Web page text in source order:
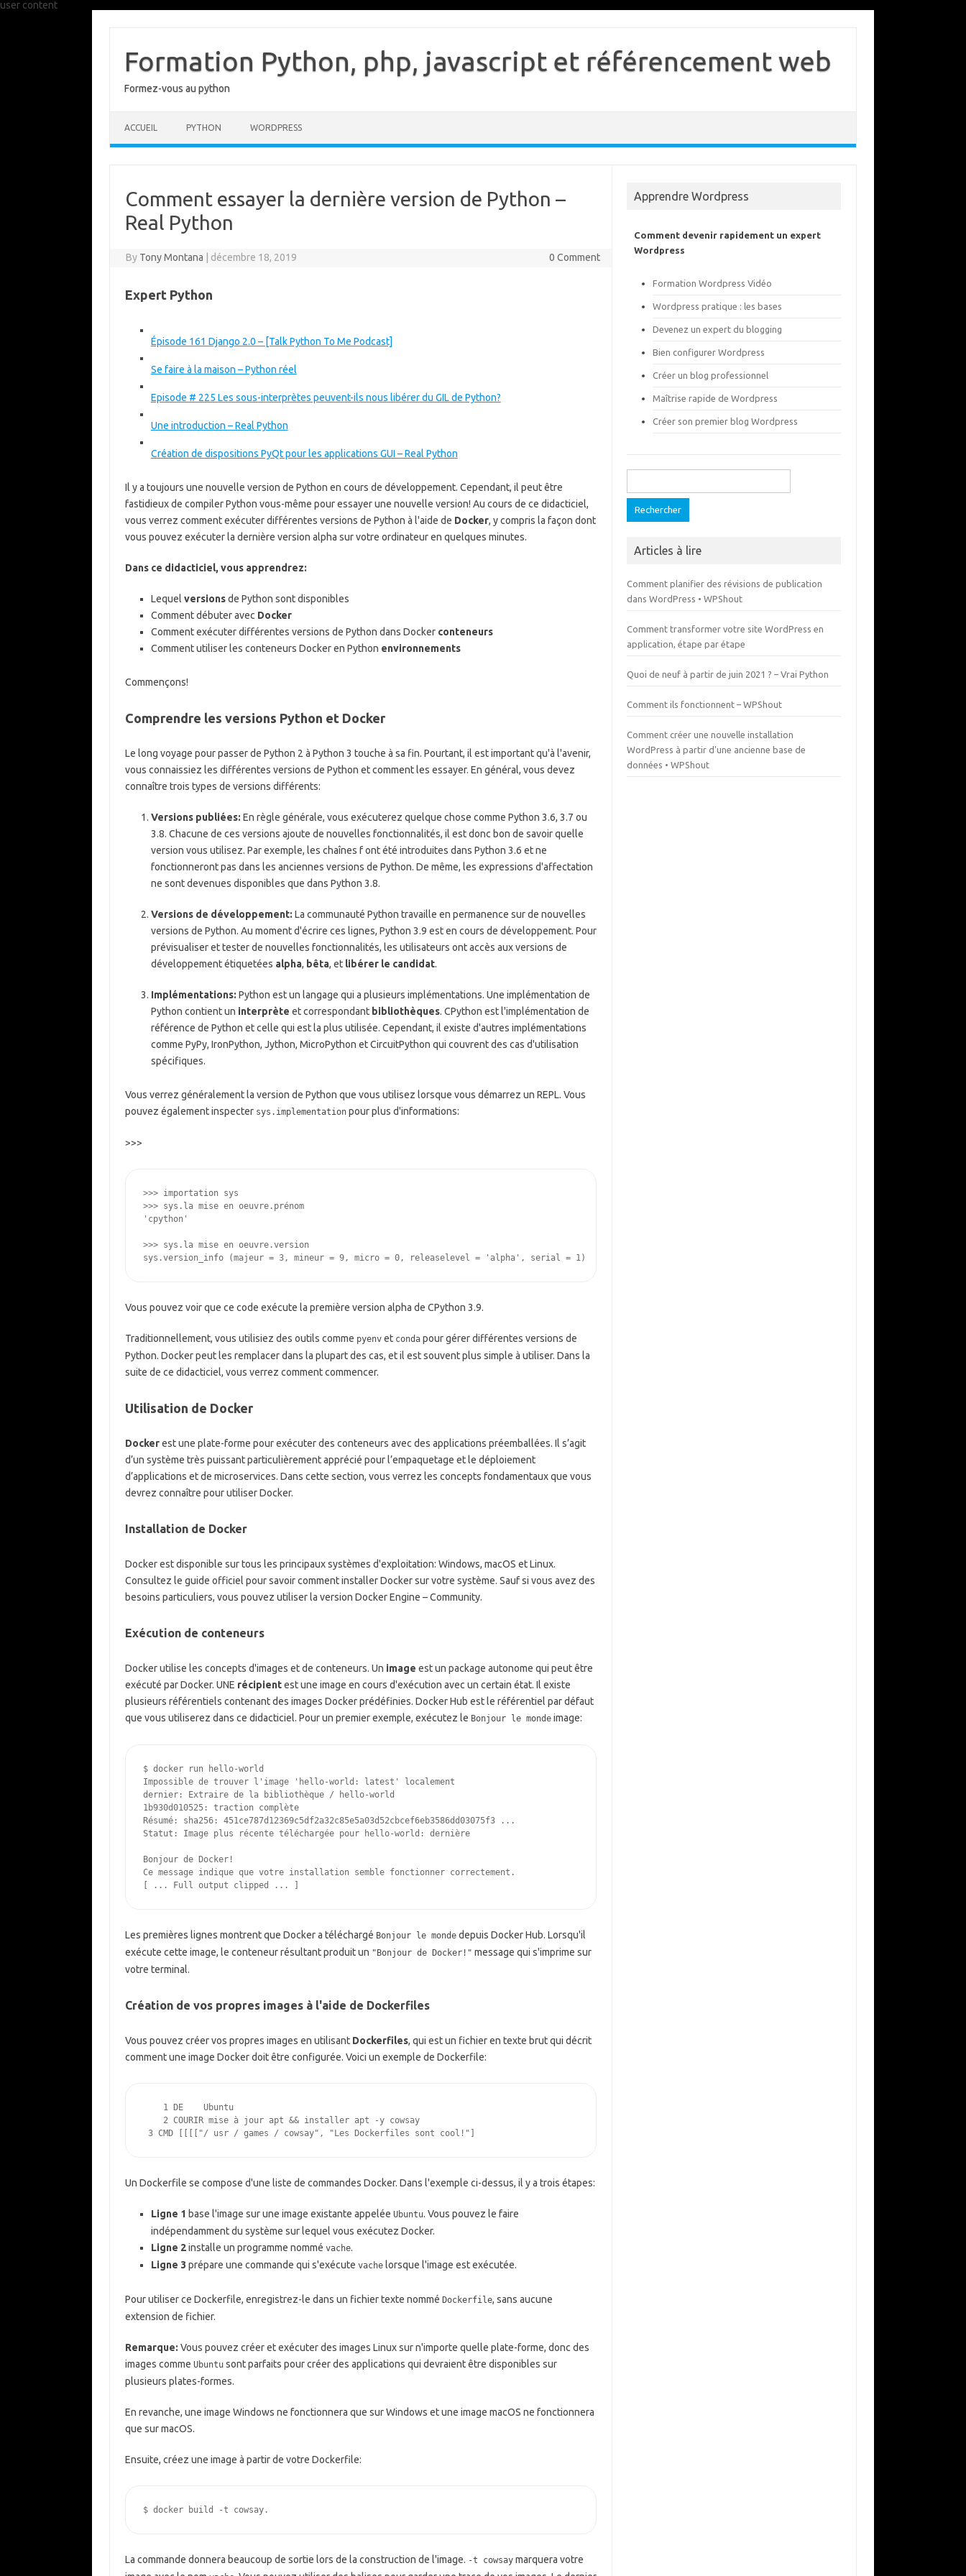
user content
contentFormation Python, php, javascript et référencement web
Formez-vous au python
ACCUEIL PYTHON WORDPRESS
Comment essayer la dernière version de Python –
Real Python
By Tony Montana décembre 18, 2019 0 Comment
Expert Python
Épisode 161 Django 2.0 – [Talk Python To Me Podcast]
Se faire à la maison – Python réel
Episode # 225 Les sous-interprètes peuvent-ils nous libérer du GIL de Python?
Une introduction – Real Python
Création de dispositions PyQt pour les applications GUI – Real Python
Il y a toujours une nouvelle version de Python en cours de développement. Cependant, il peut être
fastidieux de compiler Python vous-même pour essayer une nouvelle version! Au cours de ce didacticiel,
vous verrez comment exécuter différentes versions de Python à l'aide de Docker, y compris la façon dont
vous pouvez exécuter la dernière version alpha sur votre ordinateur en quelques minutes.
Dans ce didacticiel, vous apprendrez:
Lequel versionsde Python sont disponibles
Comment débuter avec Docker
Comment exécuter différentes versions de Python dans Docker conteneurs
Comment utiliser les conteneurs Docker en Python environnements
Commençons!
Comprendre les versions Python et Docker
Le long voyage pour passer de Python 2 à Python 3 touche à sa fin. Pourtant, il est important qu'à l'avenir,
vous connaissiez les différentes versions de Python et comment les essayer. En général, vous devez
connaître trois types de versions différents:
Versions publiées: En règle générale, vous exécuterez quelque chose comme Python 3.6, 3.7 ou
3.8. Chacune de ces versions ajoute de nouvelles fonctionnalités, il est donc bon de savoir quelle
version vous utilisez. Par exemple, les chaînes f ont été introduites dans Python 3.6 et ne
fonctionneront pas dans les anciennes versions de Python. De même, les expressions d'affectation
ne sont devenues disponibles que dans Python 3.8.
Versions de développement: La communauté Python travaille en permanence sur de nouvelles
versions de Python. Au moment d'écrire ces lignes, Python 3.9 est en cours de développement. Pour
prévisualiser et tester de nouvelles fonctionnalités, les utilisateurs ont accès aux versions de
développement étiquetées alpha, bêta, et libérer le candidat.
Implémentations: Python est un langage qui a plusieurs implémentations. Une implémentation de
Python contient un interprète et correspondant bibliothèques. CPython est l'implémentation de
référence de Python et celle qui est la plus utilisée. Cependant, il existe d'autres implémentations
comme PyPy, IronPython, Jython, MicroPython et CircuitPython qui couvrent des cas d'utilisation
spécifiques.
Vous verrez généralement la version de Python que vous utilisez lorsque vous démarrez un REPL. Vous
pouvez également inspecter sys.implementationpour plus d'informations:
>>>
>>> importation sys
>>> sys . la mise en oeuvre. prénom
'cpython'
>>> sys . la mise en oeuvre.version
sys.version_info (majeur = 3, mineur = 9, micro = 0, releaselevel = 'alpha', serial = 1)
Vous pouvez voir que ce code exécute la première version alpha de CPython 3.9.
Traditionnellement, vous utilisiez des outils comme pyenvet condapour gérer différentes versions de
Python. Docker peut les remplacer dans la plupart des cas, et il est souvent plus simple à utiliser. Dans la
suite de ce didacticiel, vous verrez comment commencer.
Utilisation de Docker
Dockerest une plate-forme pour exécuter des conteneurs avec des applications préemballées. Il s’agit
d’un système très puissant particulièrement apprécié pour l’empaquetage et le déploiement
d’applications et de microservices. Dans cette section, vous verrez les concepts fondamentaux que vous
devrez connaître pour utiliser Docker.
Installation de Docker
Docker est disponible sur tous les principaux systèmes d'exploitation: Windows, macOS et Linux.
Consultez le guide officiel pour savoir comment installer Docker sur votre système. Sauf si vous avez des
besoins particuliers, vous pouvez utiliser la version Docker Engine – Community.
Exécution de conteneurs
Docker utilise les concepts d'images et de conteneurs. Un image est un package autonome qui peut être
exécuté par Docker. UNE récipientest une image en cours d'exécution avec un certain état. Il existe
plusieurs référentiels contenant des images Docker prédéfinies. Docker Hub est le référentiel par défaut
que vous utiliserez dans ce didacticiel. Pour un premier exemple, exécutez le Bonjour le mondeimage:
$
Impossible de trouver l'image 'hello-world: latest' localement
dernier: Extraire de la bibliothèque / hello-world
1b930d010525: traction complète
Résumé: sha256: 451ce787d12369c5df2a32c85e5a03d52cbcef6eb3586dd03075f3 ...
Statut: Image plus récente téléchargée pour hello-world: dernière
Bonjour de Docker!
Ce message indique que votre installation semble fonctionner correctement.
[ ... Full output clipped ... ]
Les premières lignes montrent que Docker a téléchargé Bonjour le mondedepuis Docker Hub. Lorsqu'il
exécute cette image, le conteneur résultant produit un "Bonjour de Docker!" message qui s'imprime sur
votre terminal.
Création de vos propres images à l'aide de Dockerfiles
Vous pouvez créer vos propres images en utilisant Dockerfiles, qui est un fichier en texte brut qui décrit
comment une image Docker doit être configurée. Voici un exemple de Dockerfile:
    1
DE
    Ubuntu
    2
COURIR mise à jour apt &&
installer apt -y cowsay
3 CMD "/ usr / games / cowsay" , "Les Dockerfiles sont cool!"
Un Dockerfile se compose d'une liste de commandes Docker. Dans l'exemple ci-dessus, il y a trois étapes:
Ligne 1 base l'image sur une image existante appelée Ubuntu. Vous pouvez le faire
indépendamment du système sur lequel vous exécutez Docker.
Ligne 2installe un programme nommé vache.
Ligne 3 prépare une commande qui s'exécute vachelorsque l'image est exécutée.
Pour utiliser ce Dockerfile, enregistrez-le dans un fichier texte nommé Dockerfile, sans aucune
extension de fichier.
Remarque: Vous pouvez créer et exécuter des images Linux sur n'importe quelle plate-forme, donc des
images comme Ubuntusont parfaits pour créer des applications qui devraient être disponibles sur
plusieurs plates-formes.
En revanche, une image Windows ne fonctionnera que sur Windows et une image macOS ne fonctionnera
que sur macOS.
Ensuite, créez une image à partir de votre Dockerfile:
$
La commande donnera beaucoup de sortie lors de la construction de l'image. -t cowsaymarquera votre
Apprendre Wordpress
Comment devenir rapidement un expert
Wordpress
Formation Wordpress Vidéo
Wordpress pratique : les bases
Devenez un expert du blogging
Bien configurer Wordpress
Créer un blog professionnel
Maîtrise rapide de Wordpress
Créer son premier blog Wordpress
Articles à lire
Comment planifier des révisions de publication
dans WordPress • WPShout
Comment transformer votre site WordPress en
application, étape par étape
Quoi de neuf à partir de juin 2021 ? – Vrai Python
Comment ils fonctionnent – WPShout
Comment créer une nouvelle installation
WordPress à partir d'une ancienne base de
données • WPShout